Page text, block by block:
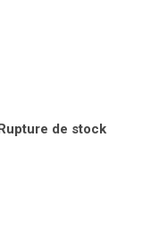
de stock